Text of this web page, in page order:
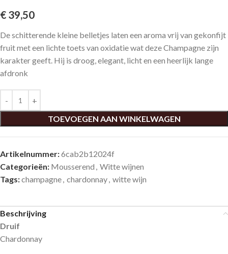
€ 39,50
De schitterende kleine belletjes laten een aroma vrij van gekonfijt
fruit met een lichte toets van oxidatie wat deze Champagne zijn
karakter geeft. Hij is droog, elegant, licht en een heerlijk lange
afdronk
TOEVOEGEN AAN WINKELWAGEN
Artikelnummer:6cab2b12024f
Categorieën: Mousserend , Witte wijnen
Tags:champagne, chardonnay, witte wijn
Beschrijving
Druif
Chardonnay